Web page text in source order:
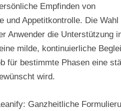
Empfinden von
und Appetitkontrolle. Die Wahl
Anwender die Unterstützung
milde, kontinuierliche
für bestimmte Phasen eine
wird.
Ganzheitliche